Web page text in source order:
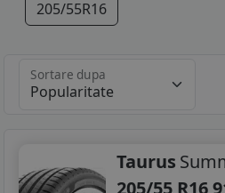
205/55R16
Sortare dupa
Taurus